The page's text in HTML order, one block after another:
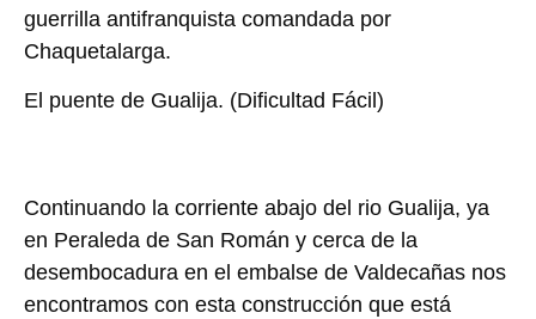
guerrilla antifranquista comandada por
Chaquetalarga.
El puente de Gualija. (Dificultad Fácil)
Continuando la corriente abajo del rio Gualija, ya
en Peraleda de San Román y cerca de la
desembocadura en el embalse de Valdecañas nos
encontramos con esta construcción que está